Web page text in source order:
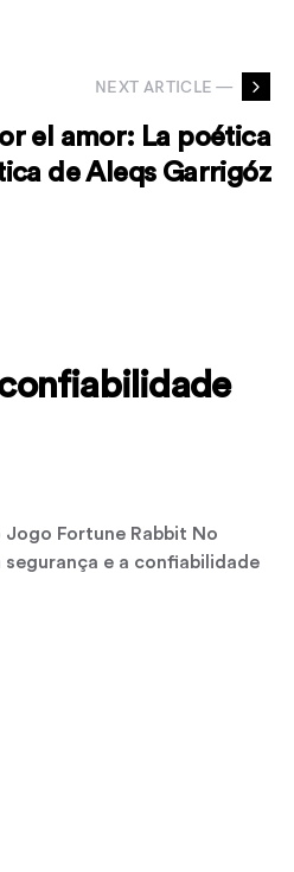
NEXT ARTICLE —
el amor: La poética
de Aleqs Garrigóz
Fortune Rabbit No
e a confiabilidade